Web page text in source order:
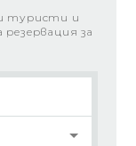
туристи и
за